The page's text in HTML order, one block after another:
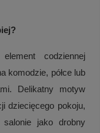
codziennej
komodzie, półce lub
Delikatny motyw
dziecięcego pokoju,
jako drobny